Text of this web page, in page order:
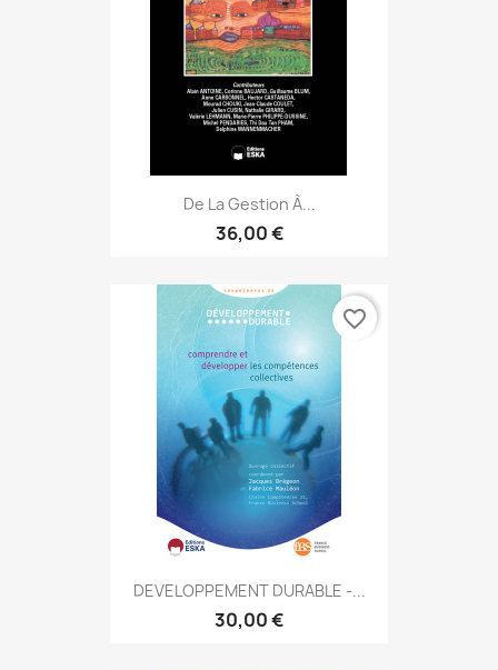
De La Gestion À...
36,00 €
DEVELOPPEMENT DURABLE -...
30,00 €
favorite_border